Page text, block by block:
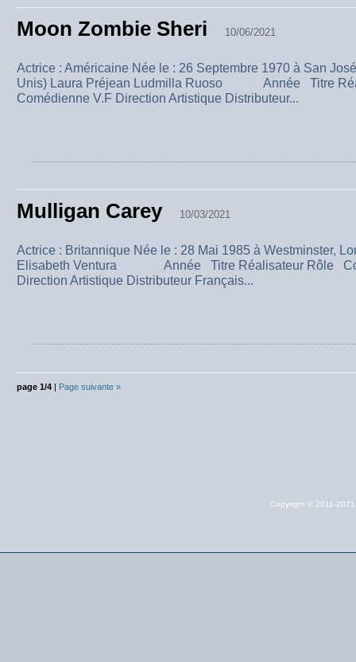
Moon Zombie Sheri 10/06/2021
Actrice : Américaine Née le : 26 Septembre 1970 à San
Unis) Laura Préjean Ludmilla Ruoso Année Titre
Comédienne V.F Direction Artistique Distributeur...
Mulligan Carey 10/03/2021
Actrice : Britannique Née le : 28 Mai 1985 à Westminster,
Elisabeth Ventura Année Titre Réalisateur Rôle
Direction Artistique Distributeur Français...
page 1/4 | Page suivante »
Copyright © 2011-